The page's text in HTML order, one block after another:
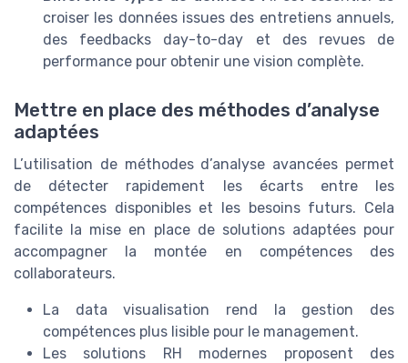
croiser les données issues des entretiens annuels,
des feedbacks day-to-day et des revues de
performance pour obtenir une vision complète.
Mettre en place des méthodes d’analyse
adaptées
L’utilisation de méthodes d’analyse avancées permet
de détecter rapidement les écarts entre les
compétences disponibles et les besoins futurs. Cela
facilite la mise en place de solutions adaptées pour
accompagner la montée en compétences des
collaborateurs.
La data visualisation rend la gestion des
compétences plus lisible pour le management.
Les solutions RH modernes proposent des